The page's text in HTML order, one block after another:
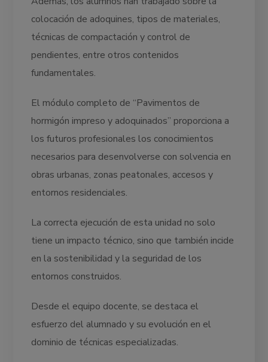
colocación de adoquines, tipos de materiales,
técnicas de compactación y control de
pendientes, entre otros contenidos
fundamentales.
El módulo completo de “Pavimentos de
hormigón impreso y adoquinados” proporciona a
los futuros profesionales los conocimientos
necesarios para desenvolverse con solvencia en
obras urbanas, zonas peatonales, accesos y
entornos residenciales.
La correcta ejecución de esta unidad no solo
tiene un impacto técnico, sino que también incide
en la sostenibilidad y la seguridad de los
entornos construidos.
Desde el equipo docente, se destaca el
esfuerzo del alumnado y su evolución en el
dominio de técnicas especializadas.